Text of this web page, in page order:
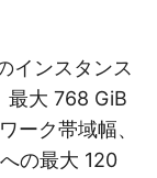
インスタンス
最大 768 GiB
ーク帯域幅、
の最大 120